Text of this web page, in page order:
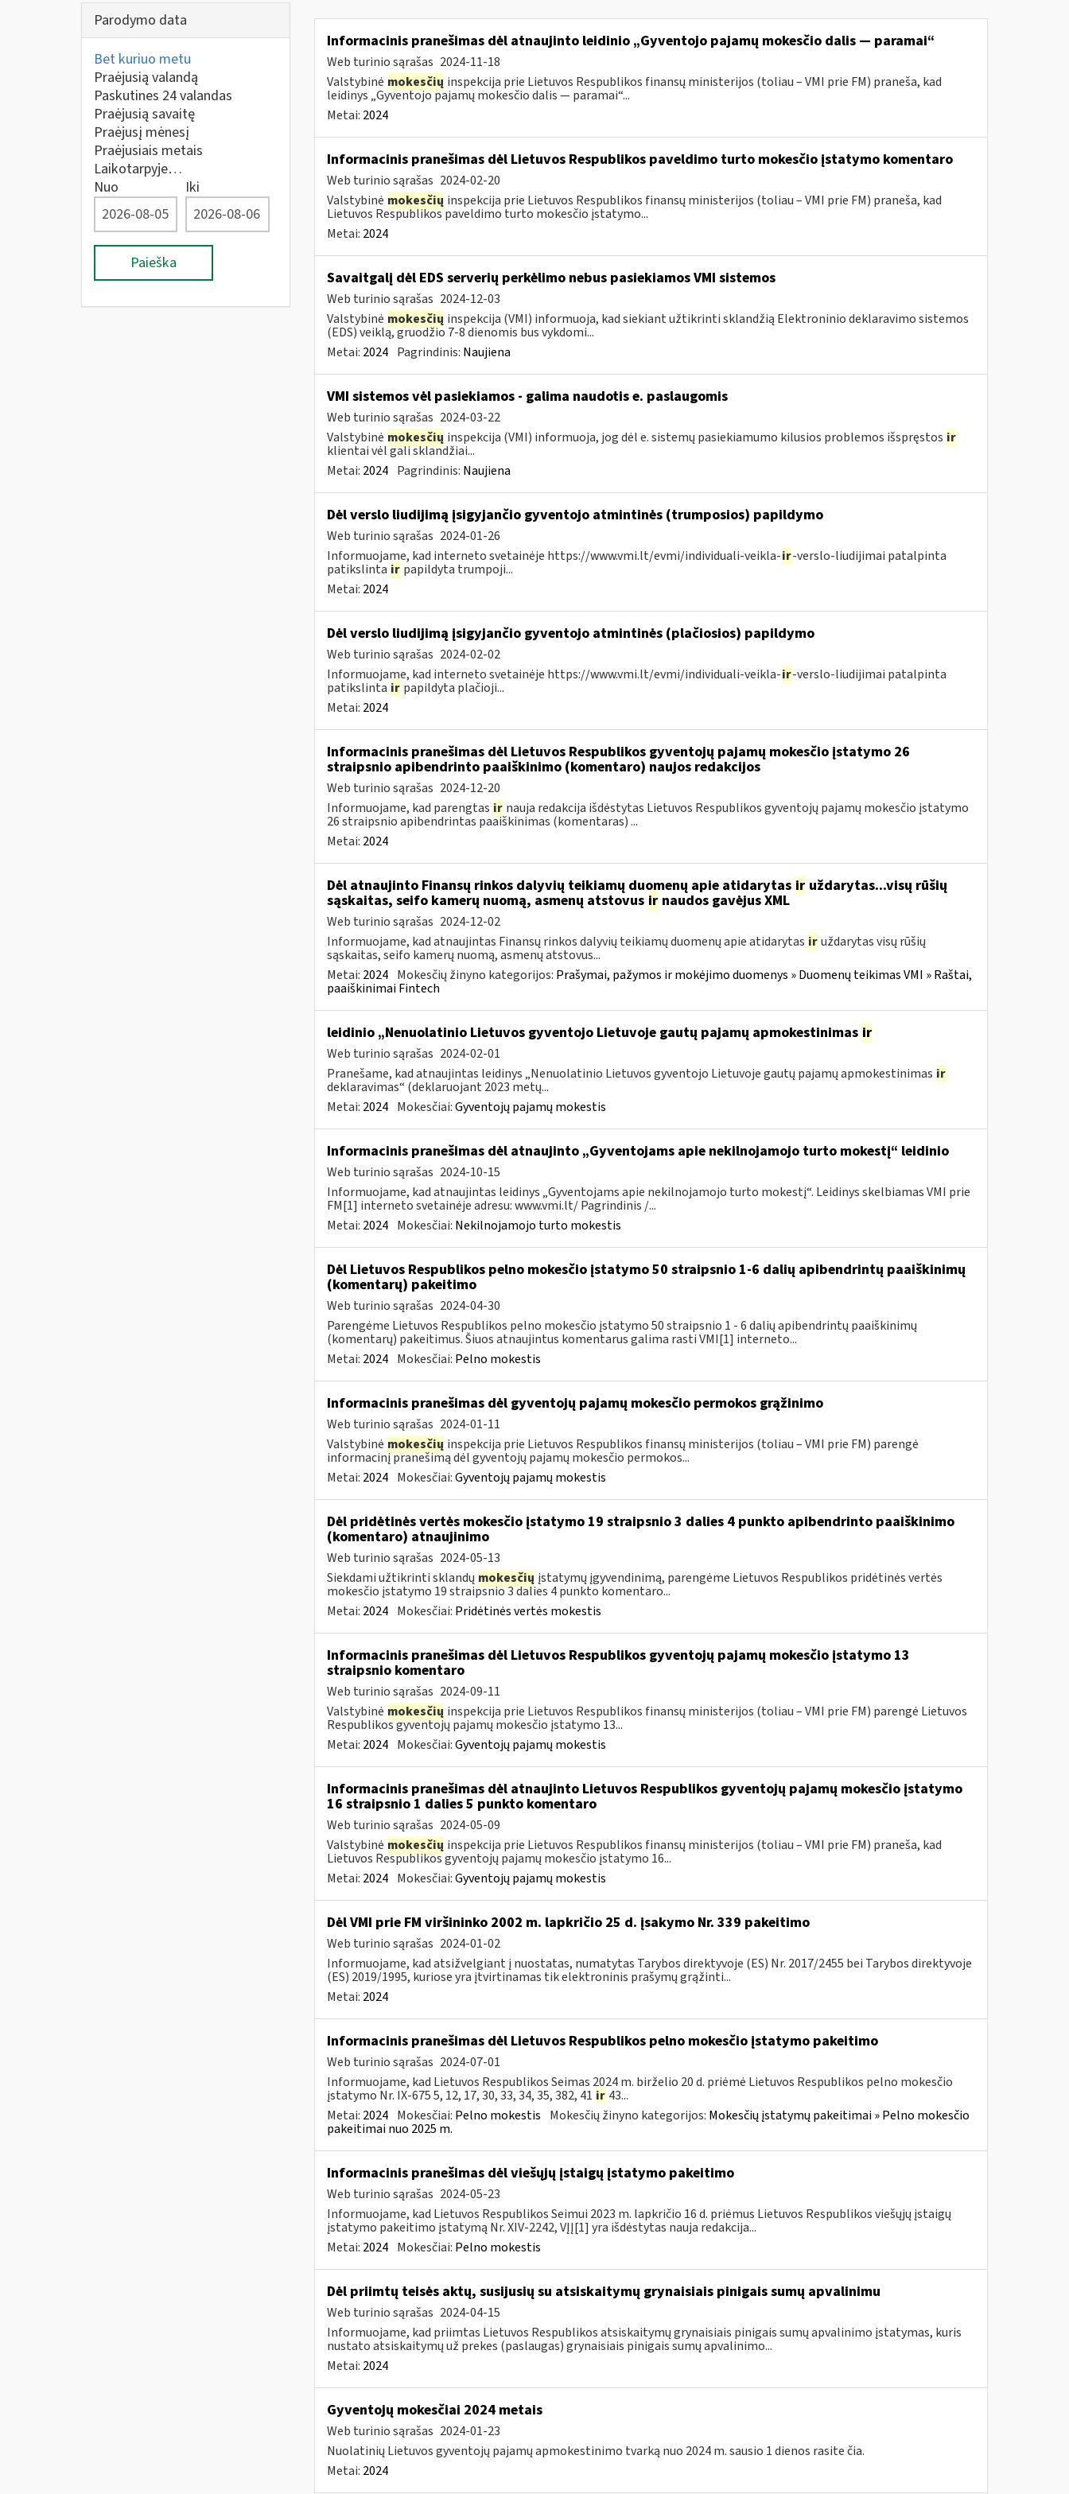
Parodymo data
Bet kuriuo metu
Praėjusią valandą
Paskutines 24 valandas
Praėjusią savaitę
Praėjusį mėnesį
Praėjusiais metais
Laikotarpyje…
Nuo
Iki
Paieška
Informacinis pranešimas dėl atnaujinto leidinio „Gyventojo pajamų mokesčio dalis — paramai“
Web turinio sąrašas 2024-11-18
Valstybinė mokesčių inspekcija prie Lietuvos Respublikos finansų ministerijos (toliau – VMI prie FM) praneša, kad
leidinys „Gyventojo pajamų mokesčio dalis — paramai“...
Metai: 2024
Informacinis pranešimas dėl Lietuvos Respublikos paveldimo turto mokesčio įstatymo komentaro
Web turinio sąrašas 2024-02-20
Valstybinė mokesčių inspekcija prie Lietuvos Respublikos finansų ministerijos (toliau – VMI prie FM) praneša, kad
Lietuvos Respublikos paveldimo turto mokesčio įstatymo...
Metai: 2024
Savaitgalį dėl EDS serverių perkėlimo nebus pasiekiamos VMI sistemos
Web turinio sąrašas 2024-12-03
Valstybinė mokesčių inspekcija (VMI) informuoja, kad siekiant užtikrinti sklandžią Elektroninio deklaravimo sistemos
(EDS) veiklą, gruodžio 7-8 dienomis bus vykdomi...
Metai: 2024 Pagrindinis: Naujiena
VMI sistemos vėl pasiekiamos - galima naudotis e. paslaugomis
Web turinio sąrašas 2024-03-22
Valstybinė mokesčių inspekcija (VMI) informuoja, jog dėl e. sistemų pasiekiamumo kilusios problemos išspręstos ir
klientai vėl gali sklandžiai...
Metai: 2024 Pagrindinis: Naujiena
Dėl verslo liudijimą įsigyjančio gyventojo atmintinės (trumposios) papildymo
Web turinio sąrašas 2024-01-26
Informuojame, kad interneto svetainėje https://www.vmi.lt/evmi/individuali-veikla-ir-verslo-liudijimai patalpinta
patikslinta ir papildyta trumpoji...
Metai: 2024
Dėl verslo liudijimą įsigyjančio gyventojo atmintinės (plačiosios) papildymo
Web turinio sąrašas 2024-02-02
Informuojame, kad interneto svetainėje https://www.vmi.lt/evmi/individuali-veikla-ir-verslo-liudijimai patalpinta
patikslinta ir papildyta plačioji...
Metai: 2024
Informacinis pranešimas dėl Lietuvos Respublikos gyventojų pajamų mokesčio įstatymo 26
straipsnio apibendrinto paaiškinimo (komentaro) naujos redakcijos
Web turinio sąrašas 2024-12-20
Informuojame, kad parengtas ir nauja redakcija išdėstytas Lietuvos Respublikos gyventojų pajamų mokesčio įstatymo
26 straipsnio apibendrintas paaiškinimas (komentaras) ...
Metai: 2024
Dėl atnaujinto Finansų rinkos dalyvių teikiamų duomenų apie atidarytas iruždarytas...visų rūšių
sąskaitas, seifo kamerų nuomą, asmenų atstovus irnaudos gavėjus XML
Web turinio sąrašas 2024-12-02
Informuojame, kad atnaujintas Finansų rinkos dalyvių teikiamų duomenų apie atidarytas ir uždarytas visų rūšių
sąskaitas, seifo kamerų nuomą, asmenų atstovus...
Metai: 2024 Mokesčių žinyno kategorijos: Prašymai, pažymos ir mokėjimo duomenys » Duomenų teikimas VMI » Raštai,
paaiškinimai Fintech
leidinio „Nenuolatinio Lietuvos gyventojo Lietuvoje gautų pajamų apmokestinimas ir
Web turinio sąrašas 2024-02-01
Pranešame, kad atnaujintas leidinys „Nenuolatinio Lietuvos gyventojo Lietuvoje gautų pajamų apmokestinimas ir
deklaravimas“ (deklaruojant 2023 metų...
Metai: 2024 Mokesčiai:Gyventojų pajamų mokestis
Informacinis pranešimas dėl atnaujinto „Gyventojams apie nekilnojamojo turto mokestį“ leidinio
Web turinio sąrašas 2024-10-15
Informuojame, kad atnaujintas leidinys „Gyventojams apie nekilnojamojo turto mokestį“. Leidinys skelbiamas VMI prie
FM[1] interneto svetainėje adresu: www.vmi.lt/ Pagrindinis /...
Metai: 2024 Mokesčiai: Nekilnojamojo turto mokestis
Dėl Lietuvos Respublikos pelno mokesčio įstatymo 50 straipsnio 1-6 dalių apibendrintų paaiškinimų
(komentarų) pakeitimo
Web turinio sąrašas 2024-04-30
Parengėme Lietuvos Respublikos pelno mokesčio įstatymo 50 straipsnio 1 - 6 dalių apibendrintų paaiškinimų
(komentarų) pakeitimus. Šiuos atnaujintus komentarus galima rasti VMI[1] interneto...
Metai: 2024 Mokesčiai: Pelno mokestis
Informacinis pranešimas dėl gyventojų pajamų mokesčio permokos grąžinimo
Web turinio sąrašas 2024-01-11
Valstybinė mokesčių inspekcija prie Lietuvos Respublikos finansų ministerijos (toliau – VMI prie FM) parengė
informacinį pranešimą dėl gyventojų pajamų mokesčio permokos...
Metai: 2024 Mokesčiai:Gyventojų pajamų mokestis
Dėl pridėtinės vertės mokesčio įstatymo 19 straipsnio 3 dalies 4 punkto apibendrinto paaiškinimo
(komentaro) atnaujinimo
Web turinio sąrašas 2024-05-13
Siekdami užtikrinti sklandų mokesčių įstatymų įgyvendinimą, parengėme Lietuvos Respublikos pridėtinės vertės
mokesčio įstatymo 19 straipsnio 3 dalies 4 punkto komentaro...
Metai: 2024 Mokesčiai: Pridėtinės vertės mokestis
Informacinis pranešimas dėl Lietuvos Respublikos gyventojų pajamų mokesčio įstatymo 13
straipsnio komentaro
Web turinio sąrašas 2024-09-11
Valstybinė mokesčių inspekcija prie Lietuvos Respublikos finansų ministerijos (toliau – VMI prie FM) parengė Lietuvos
Respublikos gyventojų pajamų mokesčio įstatymo 13...
Metai: 2024 Mokesčiai:Gyventojų pajamų mokestis
Informacinis pranešimas dėl atnaujinto Lietuvos Respublikos gyventojų pajamų mokesčio įstatymo
16 straipsnio 1 dalies 5 punkto komentaro
Web turinio sąrašas 2024-05-09
Valstybinė mokesčių inspekcija prie Lietuvos Respublikos finansų ministerijos (toliau – VMI prie FM) praneša, kad
Lietuvos Respublikos gyventojų pajamų mokesčio įstatymo 16...
Metai: 2024 Mokesčiai:Gyventojų pajamų mokestis
Dėl VMI prie FM viršininko 2002 m. lapkričio 25 d. įsakymo Nr. 339 pakeitimo
Web turinio sąrašas 2024-01-02
Informuojame, kad atsižvelgiant į nuostatas, numatytas Tarybos direktyvoje (ES) Nr. 2017/2455 bei Tarybos direktyvoje
(ES) 2019/1995, kuriose yra įtvirtinamas tik elektroninis prašymų grąžinti...
Metai: 2024
Informacinis pranešimas dėl Lietuvos Respublikos pelno mokesčio įstatymo pakeitimo
Web turinio sąrašas 2024-07-01
Informuojame, kad Lietuvos Respublikos Seimas 2024 m. birželio 20 d. priėmė Lietuvos Respublikos pelno mokesčio
įstatymo Nr. IX-675 5, 12, 17, 30, 33, 34, 35, 382, 41 ir 43...
Metai: 2024 Mokesčiai: Pelno mokestis Mokesčių žinyno kategorijos: Mokesčių įstatymų pakeitimai » Pelno mokesčio
pakeitimai nuo 2025 m.
Informacinis pranešimas dėl viešųjų įstaigų įstatymo pakeitimo
Web turinio sąrašas 2024-05-23
Informuojame, kad Lietuvos Respublikos Seimui 2023 m. lapkričio 16 d. priėmus Lietuvos Respublikos viešųjų įstaigų
įstatymo pakeitimo įstatymą Nr. XIV-2242, VĮĮ[1] yra išdėstytas nauja redakcija...
Metai: 2024 Mokesčiai: Pelno mokestis
Dėl priimtų teisės aktų, susijusių su atsiskaitymų grynaisiais pinigais sumų apvalinimu
Web turinio sąrašas 2024-04-15
Informuojame, kad priimtas Lietuvos Respublikos atsiskaitymų grynaisiais pinigais sumų apvalinimo įstatymas, kuris
nustato atsiskaitymų už prekes (paslaugas) grynaisiais pinigais sumų apvalinimo...
Metai: 2024
Gyventojų mokesčiai 2024 metais
Web turinio sąrašas 2024-01-23
Nuolatinių Lietuvos gyventojų pajamų apmokestinimo tvarką nuo 2024 m. sausio 1 dienos rasite čia.
Metai: 2024